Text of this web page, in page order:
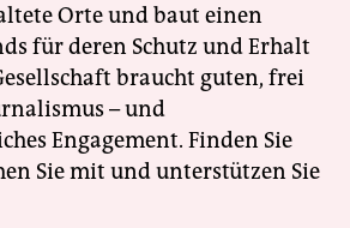
Orte und baut einen
für deren Schutz und Erhalt
braucht guten, frei
– und
Engagement. Finden Sie
Sie mit und unterstützen Sie